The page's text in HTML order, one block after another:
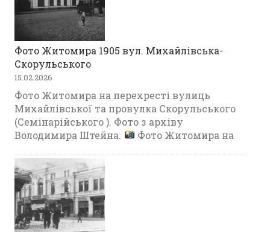
Фото Житомира 1905 вул. Михайлівська-
Скорульського
15.02.2026
Фото Житомира на перехресті вулиць
Михайлівської та провулка Скорульського
(Семінарійського ). Фото з архіву
Володимира Штейна.
Фото Житомира на